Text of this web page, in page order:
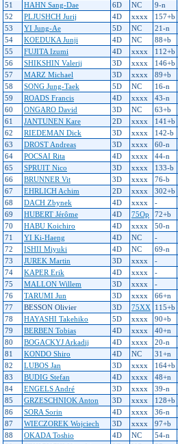
51
HAHN Sang-Dae 6D NC 9-n
52
PLJUSHCH Jurij 4D xxxx 157+b
53
YI Jung-Ae 5D NC 21-n
54
KOEDUKA Junji 4D NC 88+b
55
FUJITA Izumi 4D xxxx 112+b
56
SHIKSHIN Valerij 3D xxxx 146+b
57
MARZ Michael 3D xxxx 89+b
58
SONG Jung-Taek 5D NC 16-n
59
ROADS Francis 4D xxxx 43-n
60
ONGARO David 3D NC 63+b
61
JANTUNEN Kare 2D xxxx 141+b
62
RIEDEMAN Dick 3D xxxx 142-b
63
DROST Andreas 3D xxxx 60-n
64
POCSAI Rita 4D xxxx 44-n
65
SPRUIT Nico 3D xxxx 133-b
66
BRUNNER Vit 3D xxxx 76-b
67
EHRLICH Achim 2D xxxx 302+b
68
DACH Zbynek 4D xxxx -
69
HUBERT Jérôme 4D 75Op 72+b
70
HABU Koichiro 4D xxxx 50-n
71
YI Ki-Haeng 4D NC -
72
ISHII Miyuki 4D NC 69-n
73
JUREK Martin 3D xxxx -
74
KAPER Erik 4D xxxx -
75
MALLON Willem 3D xxxx -
76
TARUMI Jun 3D xxxx 66+n
77
BESSON Olivier 3D 75XX 115+b
78
HAYASHI Takehiko 5D xxxx 90+b
79
BERBEN Tobias 4D xxxx 40+n
80
BOGACKYJ Arkadij 4D xxxx 20-n
81
KONDO Shiro 4D NC 31+n
82
LUBOS Jan 3D xxxx 164+b
83
BUDIG Stefan 4D xxxx 48+n
84
ENGELS André 3D xxxx 39-n
85
GRZESCHNIOK Anton 3D xxxx 128+b
86
SORA Sorin 4D xxxx 36-n
87
WIECZOREK Wojciech 3D xxxx 97+b
88
OKADA Toshio 4D NC 54-n